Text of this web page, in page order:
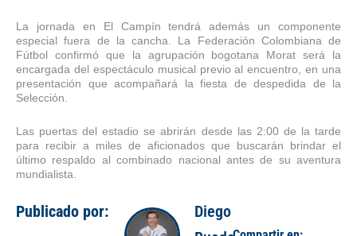
La jornada en El Campín tendrá además un componente
especial fuera de la cancha. La Federación Colombiana de
Fútbol confirmó que la agrupación bogotana Morat será la
encargada del espectáculo musical previo al encuentro, en una
presentación que acompañará la fiesta de despedida de la
Selección.
Las puertas del estadio se abrirán desde las 2:00 de la tarde
para recibir a miles de aficionados que buscarán brindar el
último respaldo al combinado nacional antes de su aventura
mundialista.
Publicado por:
Diego